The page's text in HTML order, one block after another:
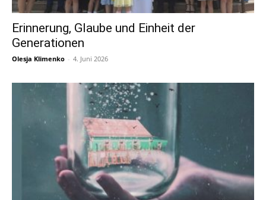
Erinnerung, Glaube und Einheit der
Generationen
Olesja Klimenko - 4. Juni 2026